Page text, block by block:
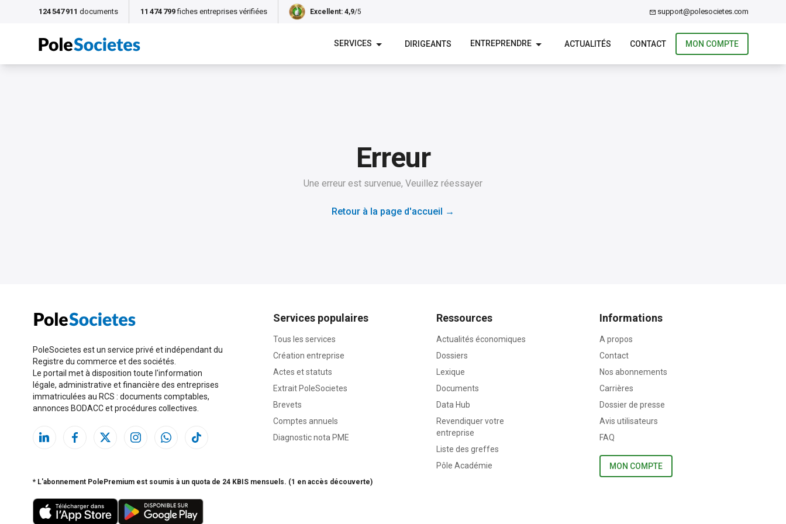
124 547 911 documents 11 474 799 fiches entreprises vérifiées Excellent: 4,9/5 support@polesocietes.com
SERVICES DIRIGEANTS ENTREPRENDRE ACTUALITÉS CONTACT MON COMPTE
Erreur
Une erreur est survenue, Veuillez réessayer
Retour à la page d'accueil →
PoleSocietes est un service privé et indépendant du
Registre du commerce et des sociétés.
Le portail met à disposition toute l'information
légale, administrative et financière des entreprises
immatriculées au RCS : documents comptables,
annonces BODACC et procédures collectives.
Services populaires
Tous les services
Création entreprise
Actes et statuts
Extrait PoleSocietes
Brevets
Comptes annuels
Diagnostic nota PME
Ressources
Actualités économiques
Dossiers
Lexique
Documents
Data Hub
Revendiquer votre
entreprise
Liste des greffes
Pôle Académie
Informations
A propos
Contact
Nos abonnements
Carrières
Dossier de presse
Avis utilisateurs
FAQ
MON COMPTE
* L'abonnement PolePremium est soumis à un quota de 24 KBIS mensuels. (1 en accès découverte)